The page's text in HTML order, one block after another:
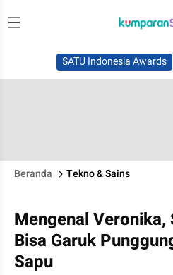
SATU Indonesia Awards
Beranda Tekno & Sains
Mengenal Veronika,
Bisa Garuk
Sapu